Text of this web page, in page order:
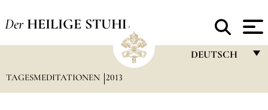
Der HEILIGE STUHL
DEUTSCH
TAGESMEDITATIONEN 2013